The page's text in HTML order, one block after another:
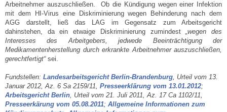
Arbeitnehmer auszuschließen. Ob die Kündigung wegen einer Infektion
mit dem HI-Virus eine Diskriminierung wegen Behinderung nach dem
AGG darstellt, ließ das LAG im Gegensatz zum Arbeitsgericht
dahinstehen, da ein etwaige Diskriminierung zumindest„wegen des
Interesses des Arbeitgebers, jedwede Beeinträchtigung der
Medikamentenherstellung durch erkrankte Arbeitnehmer auszuschließen,
gerechtfertigt“sei.
Fundstellen: Landesarbeitsgericht Berlin-Brandenburg, Urteil vom 13.
Januar 2012, Az. 6 Sa 2159/11, Presseerklärung vom 13.01.2012;
Arbeitsgericht Berlin, Urteil vom 21. Juli 2011, Az. 17 Ca 1102/11,
Presseerkärung vom 05.08.2011; Allgemeine Informationen zum